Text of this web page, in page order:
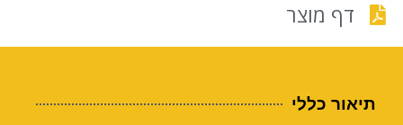
דף מוצר
תיאור כללי